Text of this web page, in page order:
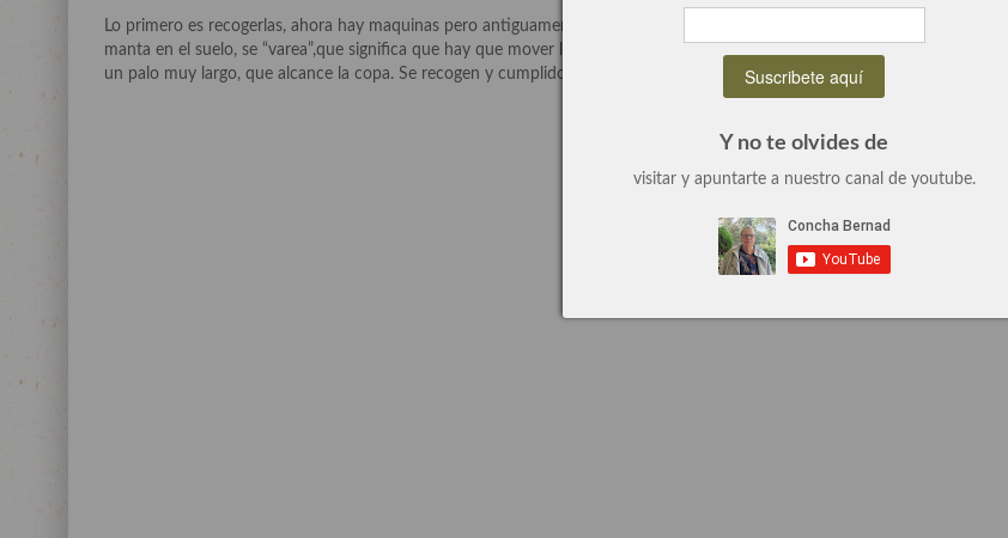
Lo primero es recogerlas, ahora hay maquinas pero antiguamente y todavía en muchos sitios, se recolectaban poniendo una
manta en el suelo, se “varea”,que significa que hay que mover las ramas para que las olivas caigan a la manta, se hace con
un palo muy largo, que alcance la copa. Se recogen y cumplido este paso se guardan en cestos y se llevan a procesar.
Y no te olvides de
visitar y apuntarte a nuestro canal de youtube.